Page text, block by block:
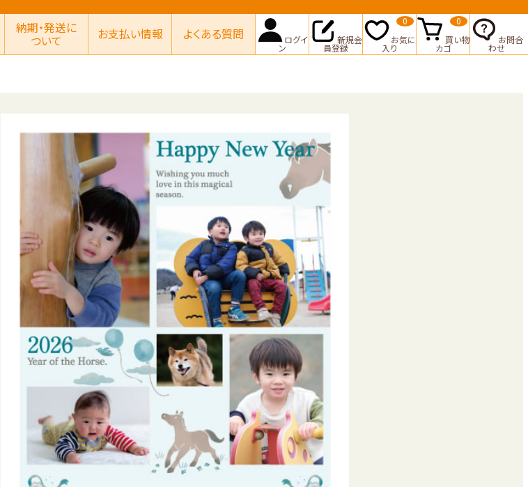
納期・発送に
ついて お支払い情報 よくある質問 ログイ
ン
新規会
員登録
お気に
入り
0
買い物
カゴ
0
お問合
わせ